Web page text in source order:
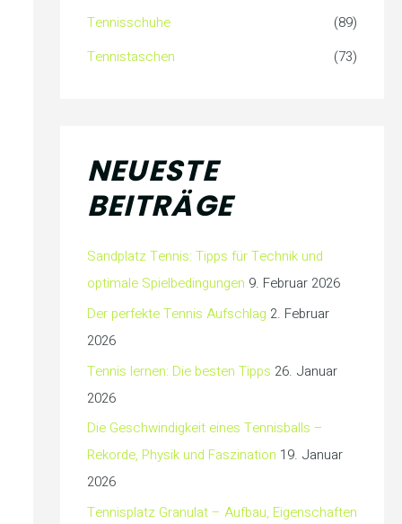
Tennisschuhe
(89)
Tennistaschen
(73)
NEUESTE
BEITRÄGE
Sandplatz Tennis: Tipps für Technik und
optimale Spielbedingungen 9. Februar 2026
Der perfekte Tennis Aufschlag 2. Februar
2026
Tennis lernen: Die besten Tipps 26. Januar
2026
Die Geschwindigkeit eines Tennisballs –
Rekorde, Physik und Faszination 19. Januar
2026
Tennisplatz Granulat – Aufbau, Eigenschaften